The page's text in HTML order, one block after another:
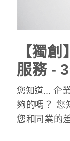
【獨
服務 -
看懂
新方向
您知道... 企
夠的嗎？ 您
您和同業的
進行 SEO